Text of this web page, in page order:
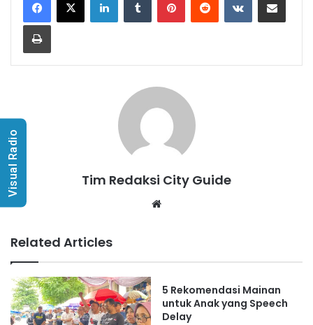
Print
Tim Redaksi City Guide
Related Articles
5 Rekomendasi Mainan
untuk Anak yang Speech
Delay
Visual Radio